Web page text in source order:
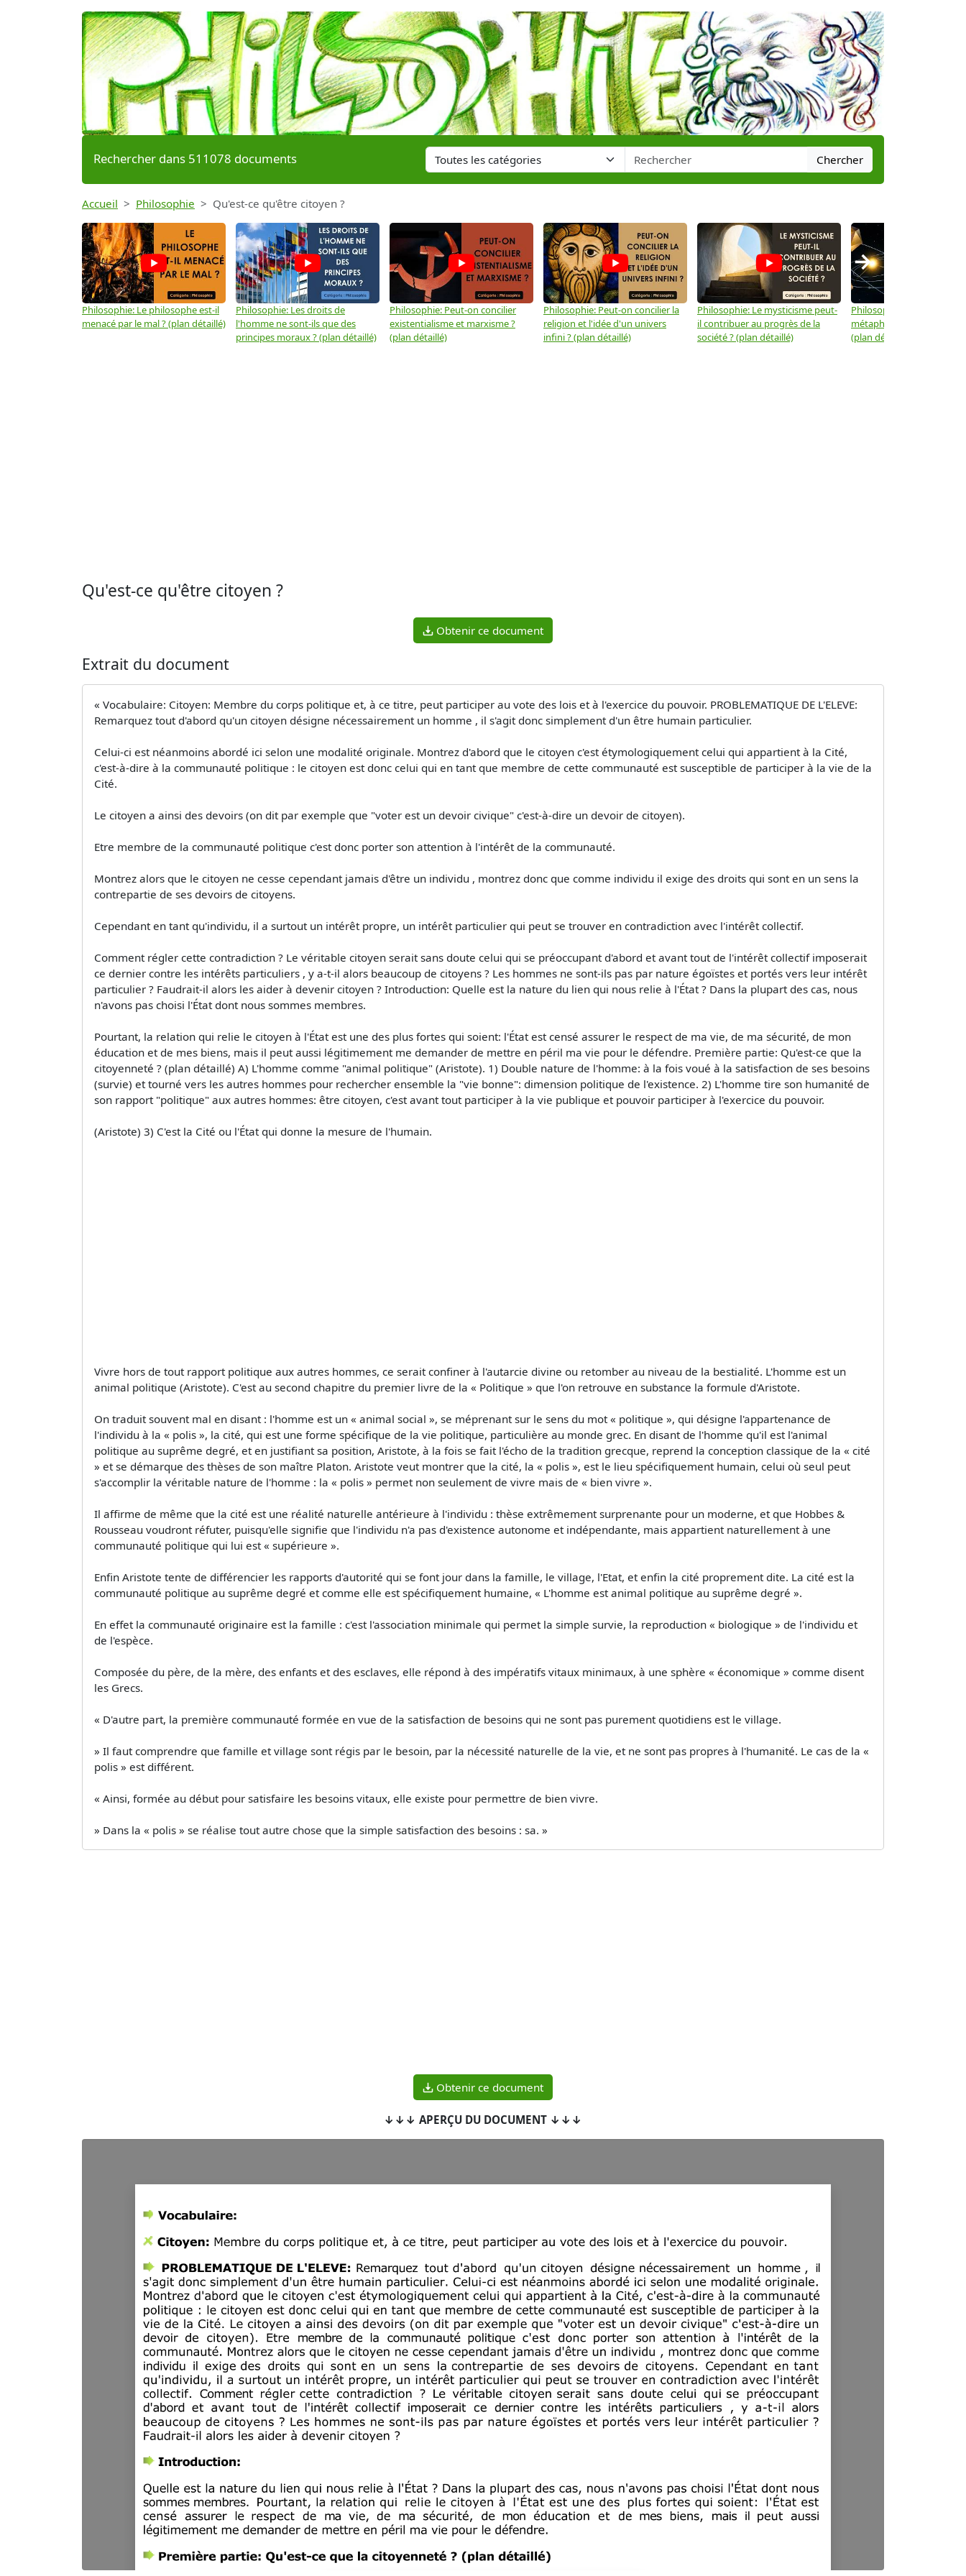
Rechercher dans 511078 documents Chercher
Accueil Philosophie Qu'est-ce qu'être citoyen ?
Philosophie: Le philosophe est-il
menacé par le mal ? (plan détaillé)
Philosophie: Les droits de
l'homme ne sont-ils que des
principes moraux ? (plan détaillé)
Philosophie: Peut-on concilier
existentialisme et marxisme ?
(plan détaillé)
Philosophie: Peut-on concilier la
religion et l'idée d'un univers
infini ? (plan détaillé)
Philosophie: Le mysticisme peut-
il contribuer au progrès de la
société ? (plan détaillé)
Philosophie: Peut-on lier la
métaphysique à la
(plan détaillé)
→
Qu'est-ce qu'être citoyen ?
Obtenir ce document
Extrait du document
« Vocabulaire: Citoyen: Membre du corps politique et, à ce titre, peut participer au vote des lois et à l'exercice du pouvoir. PROBLEMATIQUE DE L'ELEVE:
Remarquez tout d'abord qu'un citoyen désigne nécessairement un homme , il s'agit donc simplement d'un être humain particulier.
Celui-ci est néanmoins abordé ici selon une modalité originale. Montrez d'abord que le citoyen c'est étymologiquement celui qui appartient à la Cité,
c'est-à-dire à la communauté politique : le citoyen est donc celui qui en tant que membre de cette communauté est susceptible de participer à la vie de la
Cité.
Le citoyen a ainsi des devoirs (on dit par exemple que "voter est un devoir civique" c'est-à-dire un devoir de citoyen).
Etre membre de la communauté politique c'est donc porter son attention à l'intérêt de la communauté.
Montrez alors que le citoyen ne cesse cependant jamais d'être un individu , montrez donc que comme individu il exige des droits qui sont en un sens la
contrepartie de ses devoirs de citoyens.
Cependant en tant qu'individu, il a surtout un intérêt propre, un intérêt particulier qui peut se trouver en contradiction avec l'intérêt collectif.
Comment régler cette contradiction ? Le véritable citoyen serait sans doute celui qui se préoccupant d'abord et avant tout de l'intérêt collectif imposerait
ce dernier contre les intérêts particuliers , y a-t-il alors beaucoup de citoyens ? Les hommes ne sont-ils pas par nature égoïstes et portés vers leur intérêt
particulier ? Faudrait-il alors les aider à devenir citoyen ? Introduction: Quelle est la nature du lien qui nous relie à l'État ? Dans la plupart des cas, nous
n'avons pas choisi l'État dont nous sommes membres.
Pourtant, la relation qui relie le citoyen à l'État est une des plus fortes qui soient: l'État est censé assurer le respect de ma vie, de ma sécurité, de mon
éducation et de mes biens, mais il peut aussi légitimement me demander de mettre en péril ma vie pour le défendre. Première partie: Qu'est-ce que la
citoyenneté ? (plan détaillé) A) L'homme comme "animal politique" (Aristote). 1) Double nature de l'homme: à la fois voué à la satisfaction de ses besoins
(survie) et tourné vers les autres hommes pour rechercher ensemble la "vie bonne": dimension politique de l'existence. 2) L'homme tire son humanité de
son rapport "politique" aux autres hommes: être citoyen, c'est avant tout participer à la vie publique et pouvoir participer à l'exercice du pouvoir.
(Aristote) 3) C'est la Cité ou l'État qui donne la mesure de l'humain.
Vivre hors de tout rapport politique aux autres hommes, ce serait confiner à l'autarcie divine ou retomber au niveau de la bestialité. L'homme est un
animal politique (Aristote). C'est au second chapitre du premier livre de la « Politique » que l'on retrouve en substance la formule d'Aristote.
On traduit souvent mal en disant : l'homme est un « animal social », se méprenant sur le sens du mot « politique », qui désigne l'appartenance de
l'individu à la « polis », la cité, qui est une forme spécifique de la vie politique, particulière au monde grec. En disant de l'homme qu'il est l'animal
politique au suprême degré, et en justifiant sa position, Aristote, à la fois se fait l'écho de la tradition grecque, reprend la conception classique de la « cité
» et se démarque des thèses de son maître Platon. Aristote veut montrer que la cité, la « polis », est le lieu spécifiquement humain, celui où seul peut
s'accomplir la véritable nature de l'homme : la « polis » permet non seulement de vivre mais de « bien vivre ».
Il affirme de même que la cité est une réalité naturelle antérieure à l'individu : thèse extrêmement surprenante pour un moderne, et que Hobbes &
Rousseau voudront réfuter, puisqu'elle signifie que l'individu n'a pas d'existence autonome et indépendante, mais appartient naturellement à une
communauté politique qui lui est « supérieure ».
Enfin Aristote tente de différencier les rapports d'autorité qui se font jour dans la famille, le village, l'Etat, et enfin la cité proprement dite. La cité est la
communauté politique au suprême degré et comme elle est spécifiquement humaine, « L'homme est animal politique au suprême degré ».
En effet la communauté originaire est la famille : c'est l'association minimale qui permet la simple survie, la reproduction « biologique » de l'individu et
de l'espèce.
Composée du père, de la mère, des enfants et des esclaves, elle répond à des impératifs vitaux minimaux, à une sphère « économique » comme disent
les Grecs.
« D'autre part, la première communauté formée en vue de la satisfaction de besoins qui ne sont pas purement quotidiens est le village.
» Il faut comprendre que famille et village sont régis par le besoin, par la nécessité naturelle de la vie, et ne sont pas propres à l'humanité. Le cas de la «
polis » est différent.
« Ainsi, formée au début pour satisfaire les besoins vitaux, elle existe pour permettre de bien vivre.
» Dans la « polis » se réalise tout autre chose que la simple satisfaction des besoins : sa. »
Obtenir ce document
↓↓↓ APERÇU DU DOCUMENT ↓↓↓